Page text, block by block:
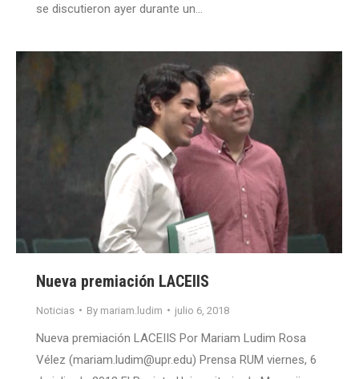
se discutieron ayer durante un…
Nueva premiación LACEIIS
Noticias By mariam.ludim julio 6, 2018
Nueva premiación LACEIIS Por Mariam Ludim Rosa
Vélez (mariam.ludim@upr.edu) Prensa RUM viernes, 6